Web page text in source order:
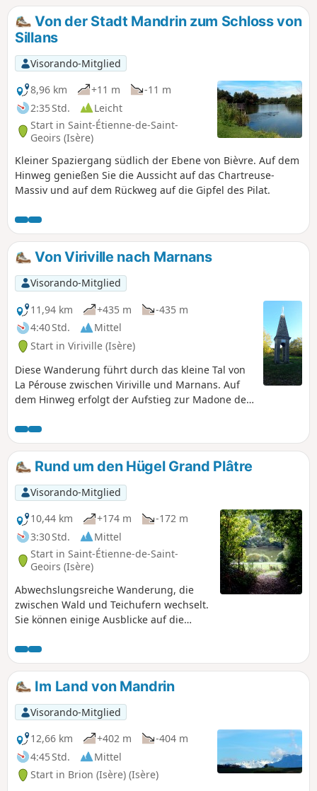
Von der Stadt Mandrin zum Schloss von
Sillans
Visorando-Mitglied
8,96 km
+11 m
-11 m
2:35 Std.
Leicht
Start in Saint-Étienne-de-Saint-
Geoirs (Isère)
Kleiner Spaziergang südlich der Ebene von Bièvre. Auf dem
Hinweg genießen Sie die Aussicht auf das Chartreuse-
Massiv und auf dem Rückweg auf die Gipfel des Pilat.
Von Viriville nach Marnans
Visorando-Mitglied
11,94 km
+435 m
-435 m
4:40 Std.
Mittel
Start in Viriville (Isère)
Diese Wanderung führt durch das kleine Tal von
La Pérouse zwischen Viriville und Marnans. Auf
dem Hinweg erfolgt der Aufstieg zur Madone de
Rund um den Hügel Grand Plâtre
Visorando-Mitglied
10,44 km
+174 m
-172 m
3:30 Std.
Mittel
Start in Saint-Étienne-de-Saint-
Geoirs (Isère)
Abwechslungsreiche Wanderung, die
zwischen Wald und Teichufern wechselt.
Sie können einige Ausblicke auf die
sehr klarem Wetter sogar den höchsten
Gipfel des Mont Blanc sehen.
Im Land von Mandrin
Visorando-Mitglied
12,66 km
+402 m
-404 m
4:45 Std.
Mittel
Start in Brion (Isère) (Isère)